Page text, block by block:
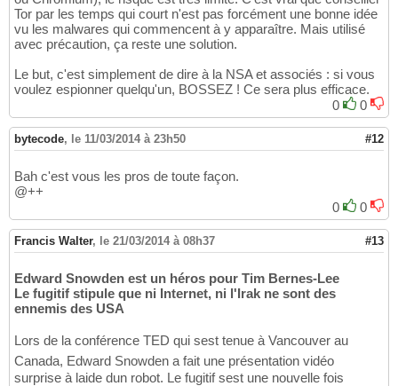
Tor par les temps qui court n'est pas forcément une bonne idée
vu les malwares qui commencent à y apparaître. Mais utilisé
avec précaution, ça reste une solution.
Le but, c'est simplement de dire à la NSA et associés : si vous
voulez espionner quelqu'un, BOSSEZ ! Ce sera plus efficace.
0
0
bytecode, le 11/03/2014 à 23h50 #12
Bah c'est vous les pros de toute façon.
@++
0
0
Francis Walter, le 21/03/2014 à 08h37 #13
Edward Snowden est un héros pour Tim Bernes-Lee
Le fugitif stipule que ni Internet, ni l'Irak ne sont des
ennemis des USA
Lors de la conférence TED qui sest tenue à Vancouver au
Canada, Edward Snowden a fait une présentation vidéo
surprise à laide dun robot. Le fugitif sest une nouvelle fois